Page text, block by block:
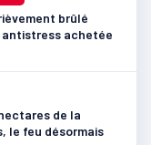
brûlé
antistress achetée
de la
le feu désormais